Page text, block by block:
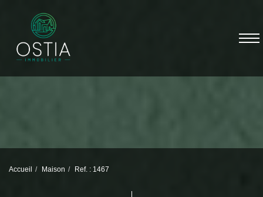
Accueil Maison Ref. : 1467